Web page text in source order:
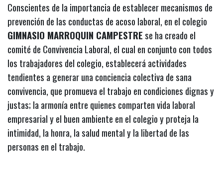
Conscientes de la importancia de establecer mecanismos de
prevención de las conductas de acoso laboral, en el colegio
GIMNASIO MARROQUIN CAMPESTREse ha creado el
comité de Convivencia Laboral, el cual en conjunto con todos
los trabajadores del colegio, establecerá actividades
tendientes a generar una conciencia colectiva de sana
convivencia, que promueva el trabajo en condiciones dignas y
justas; la armonía entre quienes comparten vida laboral
empresarial y el buen ambiente en el colegio y proteja la
intimidad, la honra, la salud mental y la libertad de las
personas en el trabajo.